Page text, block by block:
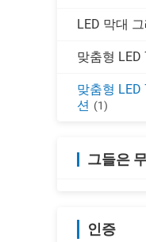
LED 막대
맞춤형
맞춤형
션 (1)
그들은
인증